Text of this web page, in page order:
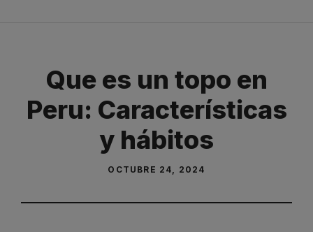
Que es un topo en
Peru: Características
y hábitos
OCTUBRE 24, 2024